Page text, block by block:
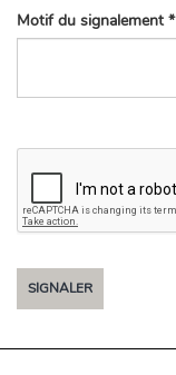
Motif du signalement *
SIGNALER